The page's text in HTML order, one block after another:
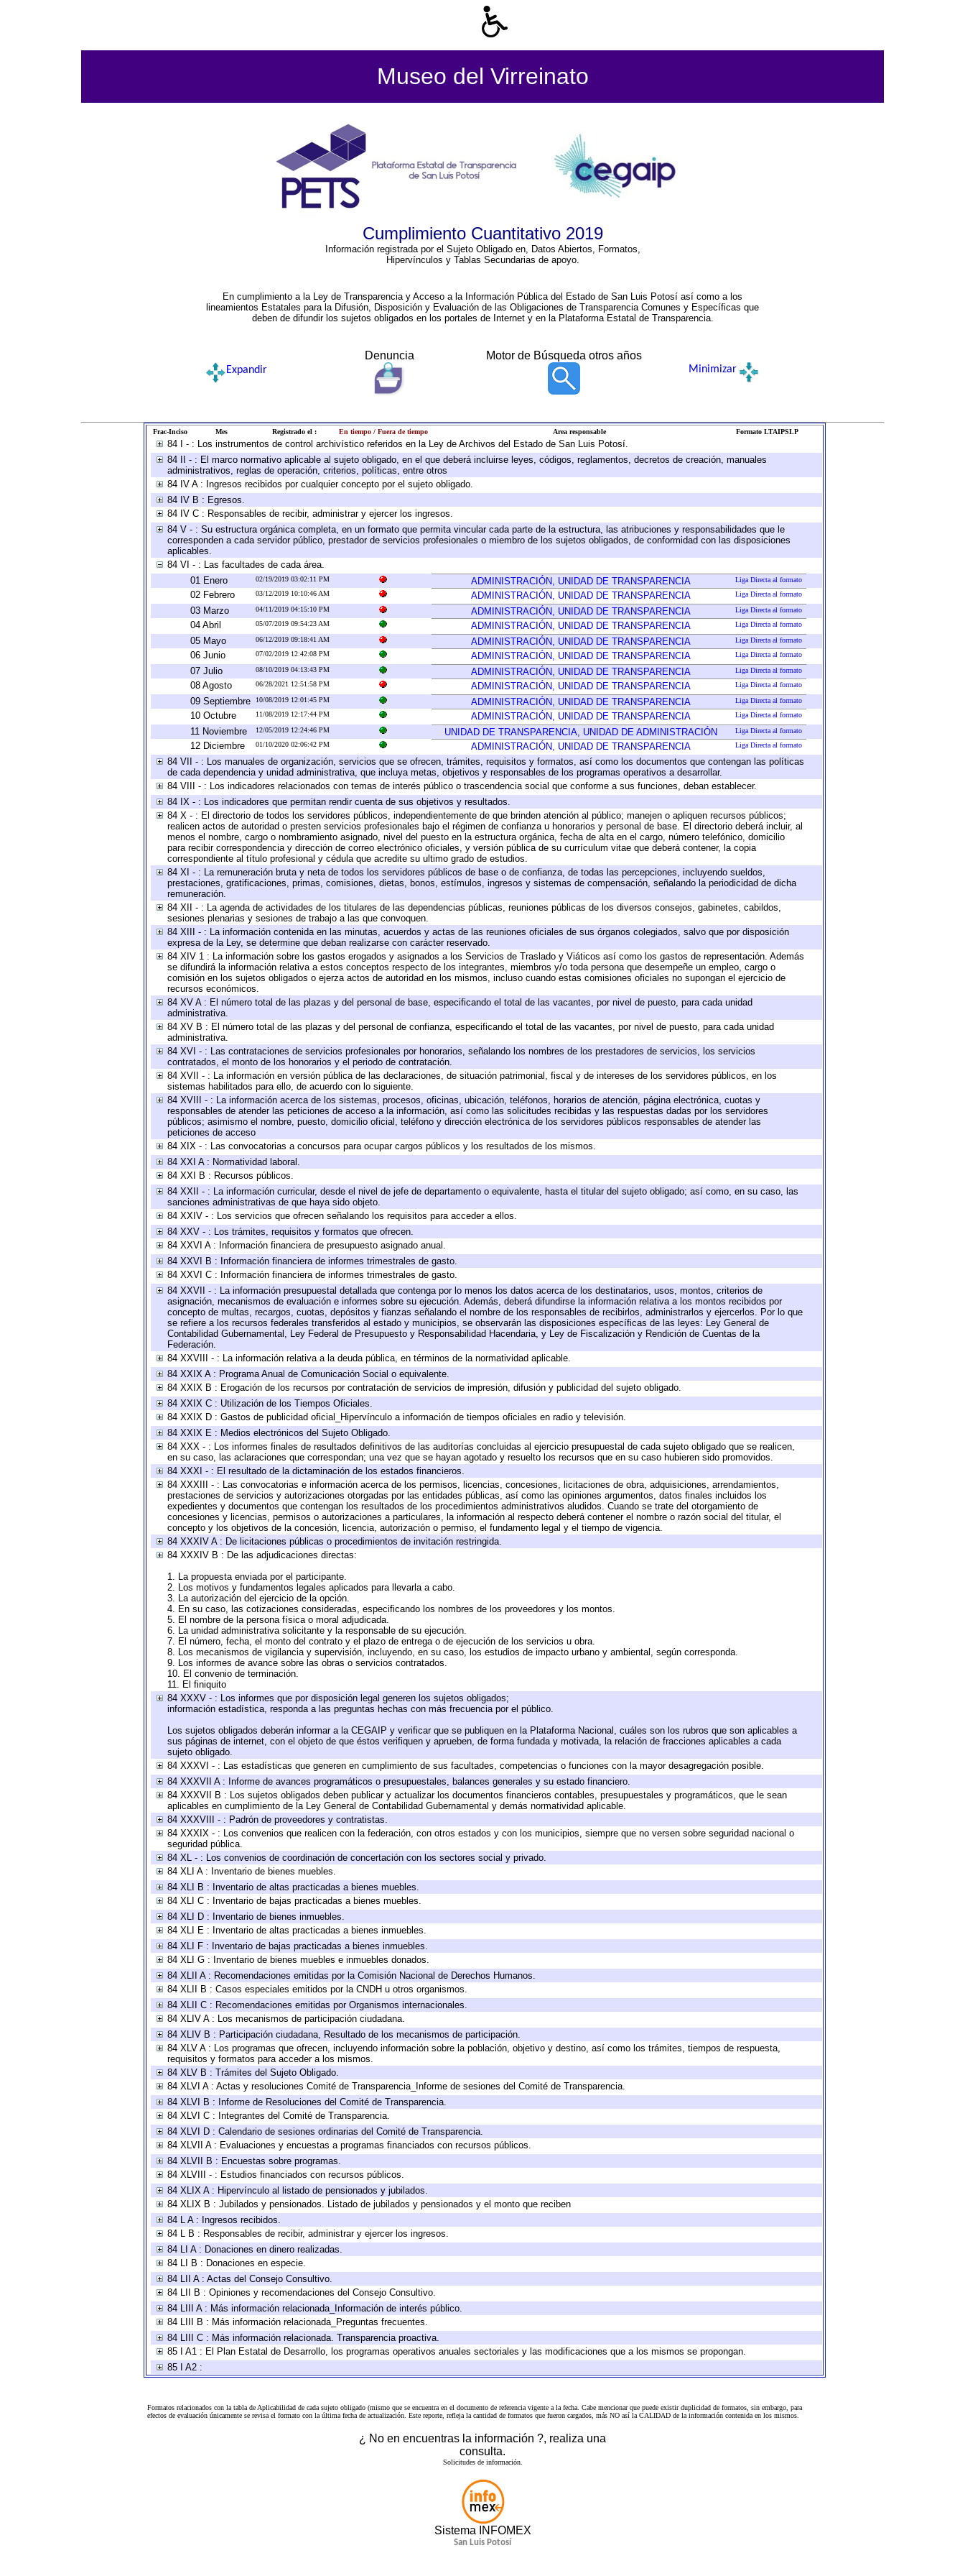
Museo del Virreinato
Cumplimiento Cuantitativo 2019
Información registrada por el Sujeto Obligado en, Datos Abiertos, Formatos,
Hipervínculos y Tablas Secundarias de apoyo.
En cumplimiento a la Ley de Transparencia y Acceso a la Información Pública del Estado de San Luis Potosí así como a los
lineamientos Estatales para la Difusión, Disposición y Evaluación de las Obligaciones de Transparencia Comunes y Específicas que
deben de difundir los sujetos obligados en los portales de Internet y en la Plataforma Estatal de Transparencia.
Denuncia Motor de Búsqueda otros años
Expandir Minimizar
Frac-Inciso Mes Registrado el : En tiempo / Fuera de tiempo Area responsable Formato LTAIPSLP
84 I - : Los instrumentos de control archivístico referidos en la Ley de Archivos del Estado de San Luis Potosí.
84 II - : El marco normativo aplicable al sujeto obligado, en el que deberá incluirse leyes, códigos, reglamentos, decretos de creación, manuales
administrativos, reglas de operación, criterios, políticas, entre otros
84 IV A : Ingresos recibidos por cualquier concepto por el sujeto obligado.
84 IV B : Egresos.
84 IV C : Responsables de recibir, administrar y ejercer los ingresos.
84 V - : Su estructura orgánica completa, en un formato que permita vincular cada parte de la estructura, las atribuciones y responsabilidades que le
corresponden a cada servidor público, prestador de servicios profesionales o miembro de los sujetos obligados, de conformidad con las disposiciones
aplicables.
84 VI - : Las facultades de cada área.
01 Enero
02/19/2019 03:02:11 PM ADMINISTRACIÓN, UNIDAD DE TRANSPARENCIA Liga Directa al formato
02 Febrero 03/12/2019 10:10:46 AM ADMINISTRACIÓN, UNIDAD DE TRANSPARENCIA Liga Directa al formato
03 Marzo 04/11/2019 04:15:10 PM ADMINISTRACIÓN, UNIDAD DE TRANSPARENCIA Liga Directa al formato
04 Abril 05/07/2019 09:54:23 AM ADMINISTRACIÓN, UNIDAD DE TRANSPARENCIA Liga Directa al formato
05 Mayo 06/12/2019 09:18:41 AM ADMINISTRACIÓN, UNIDAD DE TRANSPARENCIA Liga Directa al formato
06 Junio 07/02/2019 12:42:08 PM ADMINISTRACIÓN, UNIDAD DE TRANSPARENCIA Liga Directa al formato
07 Julio 08/10/2019 04:13:43 PM ADMINISTRACIÓN, UNIDAD DE TRANSPARENCIA Liga Directa al formato
08 Agosto 06/28/2021 12:51:58 PM ADMINISTRACIÓN, UNIDAD DE TRANSPARENCIA Liga Directa al formato
09 Septiembre 10/08/2019 12:01:45 PM ADMINISTRACIÓN, UNIDAD DE TRANSPARENCIA Liga Directa al formato
10 Octubre 11/08/2019 12:17:44 PM ADMINISTRACIÓN, UNIDAD DE TRANSPARENCIA Liga Directa al formato
11 Noviembre 12/05/2019 12:24:46 PM UNIDAD DE TRANSPARENCIA, UNIDAD DE ADMINISTRACIÓN Liga Directa al formato
12 Diciembre 01/10/2020 02:06:42 PM ADMINISTRACIÓN, UNIDAD DE TRANSPARENCIA Liga Directa al formato
84 VII - : Los manuales de organización, servicios que se ofrecen, trámites, requisitos y formatos, así como los documentos que contengan las políticas
de cada dependencia y unidad administrativa, que incluya metas, objetivos y responsables de los programas operativos a desarrollar.
84 VIII - : Los indicadores relacionados con temas de interés público o trascendencia social que conforme a sus funciones, deban establecer.
84 IX - : Los indicadores que permitan rendir cuenta de sus objetivos y resultados.
84 X - : El directorio de todos los servidores públicos, independientemente de que brinden atención al público; manejen o apliquen recursos públicos;
realicen actos de autoridad o presten servicios profesionales bajo el régimen de confianza u honorarios y personal de base. El directorio deberá incluir, al
menos el nombre, cargo o nombramiento asignado, nivel del puesto en la estructura orgánica, fecha de alta en el cargo, número telefónico, domicilio
para recibir correspondencia y dirección de correo electrónico oficiales, y versión pública de su currículum vitae que deberá contener, la copia
correspondiente al título profesional y cédula que acredite su ultimo grado de estudios.
84 XI - : La remuneración bruta y neta de todos los servidores públicos de base o de confianza, de todas las percepciones, incluyendo sueldos,
prestaciones, gratificaciones, primas, comisiones, dietas, bonos, estímulos, ingresos y sistemas de compensación, señalando la periodicidad de dicha
remuneración.
84 XII - : La agenda de actividades de los titulares de las dependencias públicas, reuniones públicas de los diversos consejos, gabinetes, cabildos,
sesiones plenarias y sesiones de trabajo a las que convoquen.
84 XIII - : La información contenida en las minutas, acuerdos y actas de las reuniones oficiales de sus órganos colegiados, salvo que por disposición
expresa de la Ley, se determine que deban realizarse con carácter reservado.
84 XIV 1 : La información sobre los gastos erogados y asignados a los Servicios de Traslado y Viáticos así como los gastos de representación. Además
se difundirá la información relativa a estos conceptos respecto de los integrantes, miembros y/o toda persona que desempeñe un empleo, cargo o
comisión en los sujetos obligados o ejerza actos de autoridad en los mismos, incluso cuando estas comisiones oficiales no supongan el ejercicio de
recursos económicos.
84 XV A : El número total de las plazas y del personal de base, especificando el total de las vacantes, por nivel de puesto, para cada unidad
administrativa.
84 XV B : El número total de las plazas y del personal de confianza, especificando el total de las vacantes, por nivel de puesto, para cada unidad
administrativa.
84 XVI - : Las contrataciones de servicios profesionales por honorarios, señalando los nombres de los prestadores de servicios, los servicios
contratados, el monto de los honorarios y el periodo de contratación.
84 XVII - : La información en versión pública de las declaraciones, de situación patrimonial, fiscal y de intereses de los servidores públicos, en los
sistemas habilitados para ello, de acuerdo con lo siguiente.
84 XVIII - : La información acerca de los sistemas, procesos, oficinas, ubicación, teléfonos, horarios de atención, página electrónica, cuotas y
responsables de atender las peticiones de acceso a la información, así como las solicitudes recibidas y las respuestas dadas por los servidores
públicos; asimismo el nombre, puesto, domicilio oficial, teléfono y dirección electrónica de los servidores públicos responsables de atender las
peticiones de acceso
84 XIX - : Las convocatorias a concursos para ocupar cargos públicos y los resultados de los mismos.
84 XXI A : Normatividad laboral.
84 XXI B : Recursos públicos.
84 XXII - : La información curricular, desde el nivel de jefe de departamento o equivalente, hasta el titular del sujeto obligado; así como, en su caso, las
sanciones administrativas de que haya sido objeto.
84 XXIV - : Los servicios que ofrecen señalando los requisitos para acceder a ellos.
84 XXV - : Los trámites, requisitos y formatos que ofrecen.
84 XXVI A : Información financiera de presupuesto asignado anual.
84 XXVI B : Información financiera de informes trimestrales de gasto.
84 XXVI C : Información financiera de informes trimestrales de gasto.
84 XXVII - : La información presupuestal detallada que contenga por lo menos los datos acerca de los destinatarios, usos, montos, criterios de
asignación, mecanismos de evaluación e informes sobre su ejecución. Además, deberá difundirse la información relativa a los montos recibidos por
concepto de multas, recargos, cuotas, depósitos y fianzas señalando el nombre de los responsables de recibirlos, administrarlos y ejercerlos. Por lo que
se refiere a los recursos federales transferidos al estado y municipios, se observarán las disposiciones específicas de las leyes: Ley General de
Contabilidad Gubernamental, Ley Federal de Presupuesto y Responsabilidad Hacendaria, y Ley de Fiscalización y Rendición de Cuentas de la
Federación.
84 XXVIII - : La información relativa a la deuda pública, en términos de la normatividad aplicable.
84 XXIX A : Programa Anual de Comunicación Social o equivalente.
84 XXIX B : Erogación de los recursos por contratación de servicios de impresión, difusión y publicidad del sujeto obligado.
84 XXIX C : Utilización de los Tiempos Oficiales.
84 XXIX D : Gastos de publicidad oficial_Hipervínculo a información de tiempos oficiales en radio y televisión.
84 XXIX E : Medios electrónicos del Sujeto Obligado.
84 XXX - : Los informes finales de resultados definitivos de las auditorías concluidas al ejercicio presupuestal de cada sujeto obligado que se realicen,
en su caso, las aclaraciones que correspondan; una vez que se hayan agotado y resuelto los recursos que en su caso hubieren sido promovidos.
84 XXXI - : El resultado de la dictaminación de los estados financieros.
84 XXXIII - : Las convocatorias e información acerca de los permisos, licencias, concesiones, licitaciones de obra, adquisiciones, arrendamientos,
prestaciones de servicios y autorizaciones otorgadas por las entidades públicas, así como las opiniones argumentos, datos finales incluidos los
expedientes y documentos que contengan los resultados de los procedimientos administrativos aludidos. Cuando se trate del otorgamiento de
concesiones y licencias, permisos o autorizaciones a particulares, la información al respecto deberá contener el nombre o razón social del titular, el
concepto y los objetivos de la concesión, licencia, autorización o permiso, el fundamento legal y el tiempo de vigencia.
84 XXXIV A : De licitaciones públicas o procedimientos de invitación restringida.
84 XXXIV B : De las adjudicaciones directas:
1. La propuesta enviada por el participante.
2. Los motivos y fundamentos legales aplicados para llevarla a cabo.
3. La autorización del ejercicio de la opción.
4. En su caso, las cotizaciones consideradas, especificando los nombres de los proveedores y los montos.
5. El nombre de la persona física o moral adjudicada.
6. La unidad administrativa solicitante y la responsable de su ejecución.
7. El número, fecha, el monto del contrato y el plazo de entrega o de ejecución de los servicios u obra.
8. Los mecanismos de vigilancia y supervisión, incluyendo, en su caso, los estudios de impacto urbano y ambiental, según corresponda.
9. Los informes de avance sobre las obras o servicios contratados.
10. El convenio de terminación.
11. El finiquito
84 XXXV - : Los informes que por disposición legal generen los sujetos obligados;
información estadística, responda a las preguntas hechas con más frecuencia por el público.
Los sujetos obligados deberán informar a la CEGAIP y verificar que se publiquen en la Plataforma Nacional, cuáles son los rubros que son aplicables a
sus páginas de internet, con el objeto de que éstos verifiquen y aprueben, de forma fundada y motivada, la relación de fracciones aplicables a cada
sujeto obligado.
84 XXXVI - : Las estadísticas que generen en cumplimiento de sus facultades, competencias o funciones con la mayor desagregación posible.
84 XXXVII A : Informe de avances programáticos o presupuestales, balances generales y su estado financiero.
84 XXXVII B : Los sujetos obligados deben publicar y actualizar los documentos financieros contables, presupuestales y programáticos, que le sean
aplicables en cumplimiento de la Ley General de Contabilidad Gubernamental y demás normatividad aplicable.
84 XXXVIII - : Padrón de proveedores y contratistas.
84 XXXIX - : Los convenios que realicen con la federación, con otros estados y con los municipios, siempre que no versen sobre seguridad nacional o
seguridad pública.
84 XL - : Los convenios de coordinación de concertación con los sectores social y privado.
84 XLI A : Inventario de bienes muebles.
84 XLI B : Inventario de altas practicadas a bienes muebles.
84 XLI C : Inventario de bajas practicadas a bienes muebles.
84 XLI D : Inventario de bienes inmuebles.
84 XLI E : Inventario de altas practicadas a bienes inmuebles.
84 XLI F : Inventario de bajas practicadas a bienes inmuebles.
84 XLI G : Inventario de bienes muebles e inmuebles donados.
84 XLII A : Recomendaciones emitidas por la Comisión Nacional de Derechos Humanos.
84 XLII B : Casos especiales emitidos por la CNDH u otros organismos.
84 XLII C : Recomendaciones emitidas por Organismos internacionales.
84 XLIV A : Los mecanismos de participación ciudadana.
84 XLIV B : Participación ciudadana, Resultado de los mecanismos de participación.
84 XLV A : Los programas que ofrecen, incluyendo información sobre la población, objetivo y destino, así como los trámites, tiempos de respuesta,
requisitos y formatos para acceder a los mismos.
84 XLV B : Trámites del Sujeto Obligado.
84 XLVI A : Actas y resoluciones Comité de Transparencia_Informe de sesiones del Comité de Transparencia.
84 XLVI B : Informe de Resoluciones del Comité de Transparencia.
84 XLVI C : Integrantes del Comité de Transparencia.
84 XLVI D : Calendario de sesiones ordinarias del Comité de Transparencia.
84 XLVII A : Evaluaciones y encuestas a programas financiados con recursos públicos.
84 XLVII B : Encuestas sobre programas.
84 XLVIII - : Estudios financiados con recursos públicos.
84 XLIX A : Hipervínculo al listado de pensionados y jubilados.
84 XLIX B : Jubilados y pensionados. Listado de jubilados y pensionados y el monto que reciben
84 L A : Ingresos recibidos.
84 L B : Responsables de recibir, administrar y ejercer los ingresos.
84 LI A : Donaciones en dinero realizadas.
84 LI B : Donaciones en especie.
84 LII A : Actas del Consejo Consultivo.
84 LII B : Opiniones y recomendaciones del Consejo Consultivo.
84 LIII A : Más información relacionada_Información de interés público.
84 LIII B : Más información relacionada_Preguntas frecuentes.
84 LIII C : Más información relacionada. Transparencia proactiva.
85 I A1 : El Plan Estatal de Desarrollo, los programas operativos anuales sectoriales y las modificaciones que a los mismos se propongan.
85 I A2 :
Formatos relacionados con la tabla de Aplicabilidad de cada sujeto obligado (mismo que se encuentra en el documento de referenciavigente a la fecha. Cabe mencionar que puede existir duplicidad de formatos, sin embargo, para
efectos de evaluación únicamente se revisa el formato con la última fecha de actualización. Este reporte, refleja la cantidad de formatos que fueron cargados, más NO así la CALIDAD de la información contenida en los mismos.
¿ No en encuentras la información ?, realiza una
consulta.
Solicitudes de información.
Sistema INFOMEX
San Luis Potosí